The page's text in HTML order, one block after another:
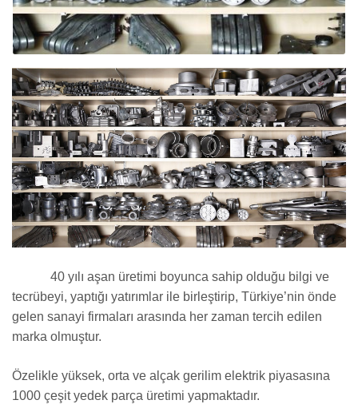
40 yılı aşan üretimi boyunca sahip olduğu bilgi ve
tecrübeyi, yaptığı yatırımlar ile birleştirip, Türkiye’nin önde
gelen sanayi firmaları arasında her zaman tercih edilen
marka olmuştur.
Özelikle yüksek, orta ve alçak gerilim elektrik piyasasına
1000 çeşit yedek parça üretimi yapmaktadır.